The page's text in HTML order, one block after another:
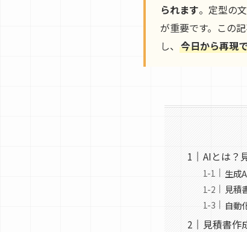
られます。定型の
が重要です。この
し、 今日から再現
AIとは？
生成
見積
自動
見積書作